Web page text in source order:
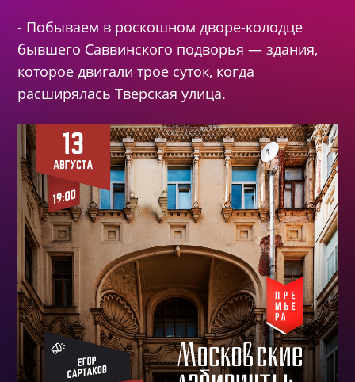
- Побываем в роскошном дворе-колодце
бывшего Саввинского подворья— здания,
которое двигали трое суток, когда
расширялась Тверская улица.